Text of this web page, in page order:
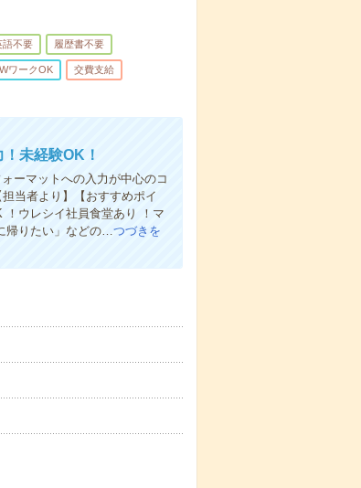
語不要 履歴書不要
ワークOK 交費支給
未経験OK！
ーマットへの入力が中心のコ
当者より】【おすすめポイ
！ウレシイ社員食堂あり ！マ
帰りたい」などの…つづきを